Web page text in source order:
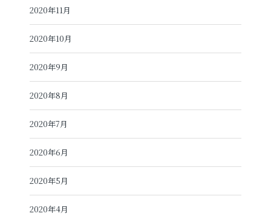
2020年11月
2020年10月
2020年9月
2020年8月
2020年7月
2020年6月
2020年5月
2020年4月